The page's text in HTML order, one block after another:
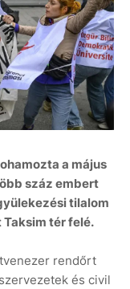
a május
száz embert
tilalom
tér felé.
rendőrt
és civil